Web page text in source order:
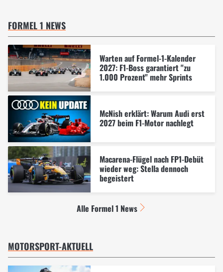
FORMEL 1 NEWS
Warten auf Formel-1-Kalender
2027: F1-Boss garantiert "zu
1.000 Prozent" mehr Sprints
McNish erklärt: Warum Audi erst
2027 beim F1-Motor nachlegt
Macarena-Flügel nach FP1-Debüt
wieder weg: Stella dennoch
begeistert
Alle Formel 1 News
MOTORSPORT-AKTUELL